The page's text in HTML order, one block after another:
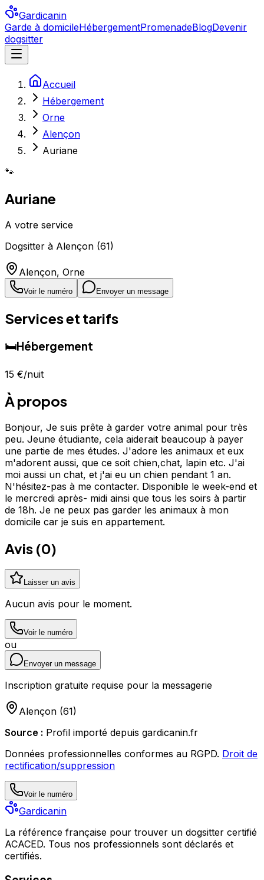
Gardicanin
Garde à domicileHébergementPromenadeBlogDevenir
dogsitter
Accueil
Hébergement
Orne
Alençon
Auriane
🐾
Auriane
A votre service
Dogsitter à Alençon (61)
Alençon, Orne
Voir le numéro Envoyer un message
Services et tarifs
🛏️Hébergement
15 €/nuit
À propos
Bonjour, Je suis prête à garder votre animal pour très
peu. Jeune étudiante, cela aiderait beaucoup à payer
une partie de mes études. J'adore les animaux et eux
m'adorent aussi, que ce soit chien,chat, lapin etc. J'ai
moi aussi un chat, et j'ai eu un chien pendant 1 an.
N'hésitez-pas à me contacter. Disponible le week-end et
le mercredi après- midi ainsi que tous les soirs à partir
de 18h. Je ne peux pas garder les animaux à mon
domicile car je suis en appartement.
Avis (0)
Laisser un avis
Aucun avis pour le moment.
Voir le numéro
ou
Envoyer un message
Inscription gratuite requise pour la messagerie
Alençon (61)
Source : Profil importé depuis gardicanin.fr
Données professionnelles conformes au RGPD. Droit de
rectification/suppression
Voir le numéro
Gardicanin
La référence française pour trouver un dogsitter certifié
ACACED. Tous nos professionnels sont déclarés et
certifiés.